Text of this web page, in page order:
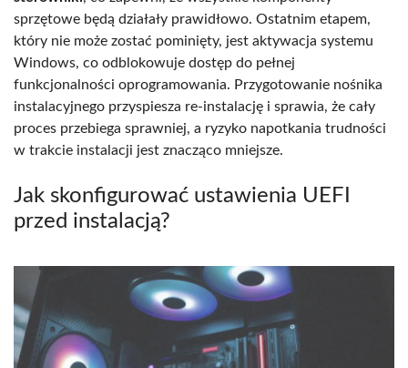
sprzętowe będą działały prawidłowo. Ostatnim etapem,
który nie może zostać pominięty, jest aktywacja systemu
Windows, co odblokowuje dostęp do pełnej
funkcjonalności oprogramowania. Przygotowanie nośnika
instalacyjnego przyspiesza re-instalację i sprawia, że cały
proces przebiega sprawniej, a ryzyko napotkania trudności
w trakcie instalacji jest znacząco mniejsze.
Jak skonfigurować ustawienia UEFI
przed instalacją?